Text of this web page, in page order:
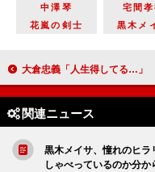
中澤琴 宅間孝
花嵐の剣士
黒木メ
大倉忠義「人生得してる…」 大島優子「大倉さんは生理現象が早い」と暴露
関連ニュース
黒木メイサ、憧れのヒ
しゃべっているのか分か